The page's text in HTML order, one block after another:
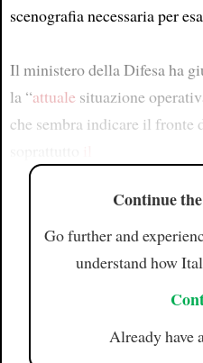
scenografia necessaria per
Il ministero della Difesa ha
la “attuale situazione
che sembra indicare il fronte
Continue
Go further and
understand how
Already have